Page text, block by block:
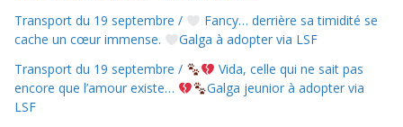
Transport du 19 septembre /
Fancy… derrière sa timidité se
cache un cœur immense.
Galga à adopter via LSF
Transport du 19 septembre /
Vida, celle qui ne sait pas
encore que l’amour existe…
Galga jeunior à adopter via
LSF